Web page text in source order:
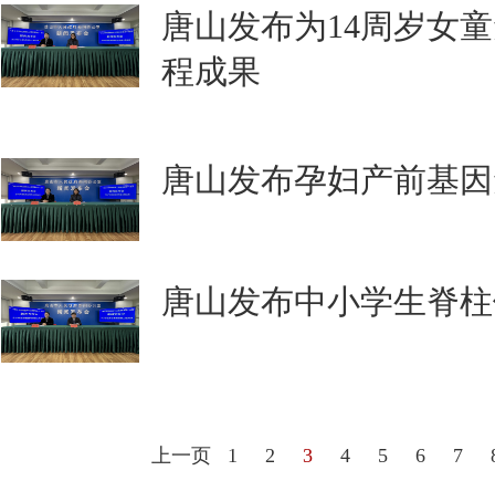
唐山发布为14周岁女
程成果
唐山发布孕妇产前基
唐山发布中小学生脊
上一页 1 2 3 4 5 6 7